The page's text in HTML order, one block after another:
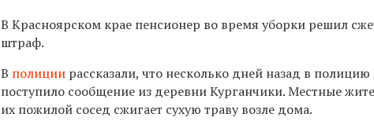
В Красноярском крае пенсионер во время уборки решил
штраф.
В полиции рассказали, что несколько дней назад в
поступило сообщение из деревни Курганчики. Местные
их пожилой сосед сжигает сухую траву возле дома.